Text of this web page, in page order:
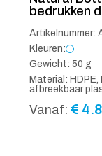
bedrukken
Artikelnummer:
Kleuren:
Gewicht: 50 g
Material:
afbreekbaar
Vanaf: €